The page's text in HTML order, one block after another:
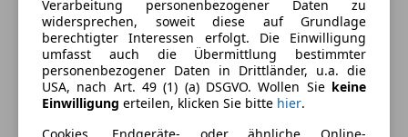
CO₂-Emissionen
0 g/km (komb.)
Ausstattung
Komfort
Verarbeitung personenbezogener Daten zu
widersprechen, soweit diese auf Grundlage
berechtigter Interessen erfolgt. Die Einwilligung
umfasst auch die Übermittlung bestimmter
personenbezogener Daten in Drittländer, u.a. die
USA, nach Art. 49 (1) (a) DSGVO. Wollen Sie keine
Einwilligung erteilen, klicken Sie bitte hier.